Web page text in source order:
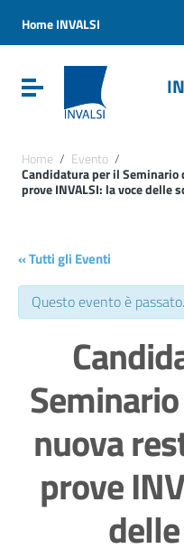
Vai al menu di navigazione
Vai al footer
Home INVALSI
Attiva / disattiva la
Home / Evento /
Candidatura per il Seminario
prove INVALSI: la voce delle
« Tutti gli Eventi
Questo evento è passato.
nuova
prove